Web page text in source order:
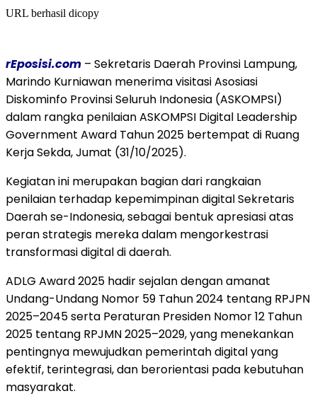
URL berhasil dicopy
rEposisi.com – Sekretaris Daerah Provinsi Lampung,
Marindo Kurniawan menerima visitasi Asosiasi
Diskominfo Provinsi Seluruh Indonesia (ASKOMPSI)
dalam rangka penilaian ASKOMPSI Digital Leadership
Government Award Tahun 2025 bertempat di Ruang
Kerja Sekda, Jumat (31/10/2025).
Kegiatan ini merupakan bagian dari rangkaian
penilaian terhadap kepemimpinan digital Sekretaris
Daerah se-Indonesia, sebagai bentuk apresiasi atas
peran strategis mereka dalam mengorkestrasi
transformasi digital di daerah.
ADLG Award 2025 hadir sejalan dengan amanat
Undang-Undang Nomor 59 Tahun 2024 tentang RPJPN
2025–2045 serta Peraturan Presiden Nomor 12 Tahun
2025 tentang RPJMN 2025–2029, yang menekankan
pentingnya mewujudkan pemerintah digital yang
efektif, terintegrasi, dan berorientasi pada kebutuhan
masyarakat.